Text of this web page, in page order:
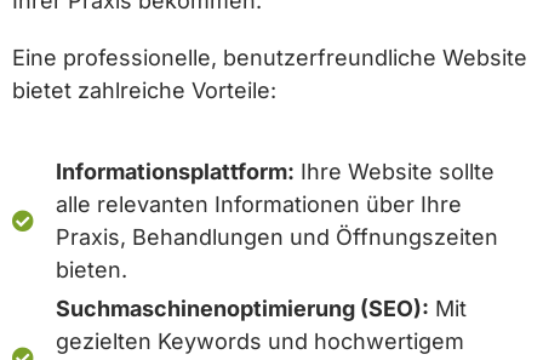
Eine professionelle, benutzerfreundliche Website
bietet zahlreiche Vorteile:
Informationsplattform: Ihre Website sollte
alle relevanten Informationen über Ihre
Praxis, Behandlungen und Öffnungszeiten
bieten.
Suchmaschinenoptimierung (SEO): Mit
gezielten Keywords und hochwertigem